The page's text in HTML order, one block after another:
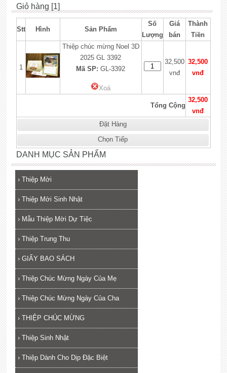
Giỏ hàng [1]
Stt Hình Sản Phẩm
Số
Lượng
Giá
bán
Thành
Tiền
1
Thiệp chúc mừng Noel 3D
2025 GL 3392
Mã SP: GL-3392
Xoá
32,500
vnđ
32,500
vnđ
Tổng Cộng
32,500
vnđ
Đặt Hàng
Chọn Tiếp
DANH MỤC SẢN PHẨM
› Thiệp Mời
› Thiệp Mời Sinh Nhật
› Mẫu Thiệp Mời Dự Tiệc
› Thiệp Trung Thu
› GIẤY BAO SÁCH
› Thiệp Chúc Mừng Ngày Của Mẹ
› Thiệp Chúc Mừng Ngày Của Cha
› THIỆP CHÚC MỪNG
› Thiệp Sinh Nhật
› Thiệp Dành Cho Dịp Đặc Biệt